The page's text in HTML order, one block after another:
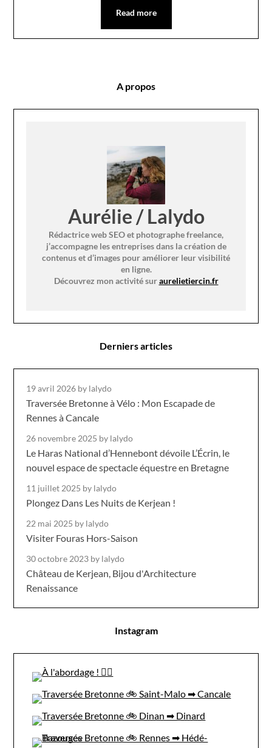
Read more
A propos
Aurélie / Lalydo
Rédactrice web SEO et photographe freelance,
j’accompagne les entreprises dans la création de
contenus et d’images pour améliorer leur visibilité
en ligne.
Découvrez mon activité suraurelietiercin.fr
Derniers articles
19 avril 2026 by lalydo
Traversée Bretonne à Vélo : Mon Escapade de
Rennes à Cancale
26 novembre 2025 by lalydo
Le Haras National d’Hennebont dévoile L’Écrin, le
nouvel espace de spectacle équestre en Bretagne
11 juillet 2025 by lalydo
Plongez Dans Les Nuits de Kerjean !
22 mai 2025 by lalydo
Visiter Fouras Hors-Saison
30 octobre 2023 by lalydo
Château de Kerjean, Bijou d'Architecture
Renaissance
Instagram